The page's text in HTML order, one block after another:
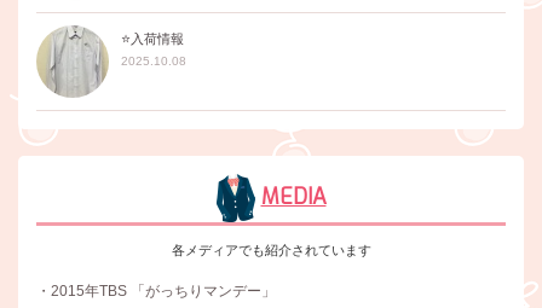
⭐️入荷情報
2025.10.08
MEDIA
各メディアでも紹介されています
・2015年TBS 「がっちりマンデー」